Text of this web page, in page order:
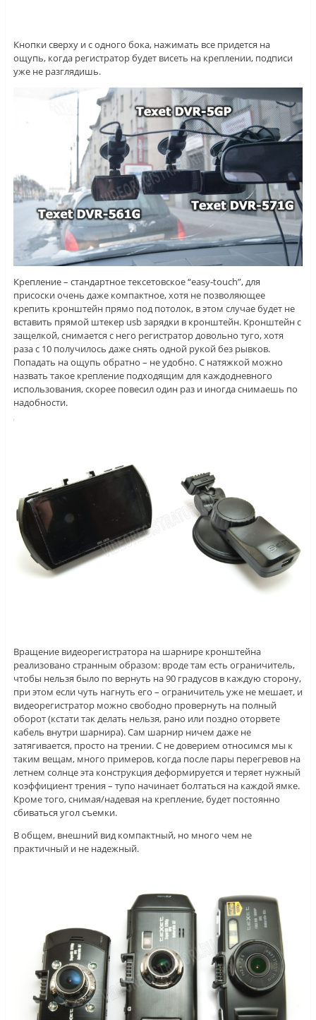
Кнопки сверху и с одного бока, нажимать все придется на
ощупь, когда регистратор будет висеть на креплении, подписи
уже не разглядишь.
Крепление – стандартное тексетовское “easy-touch”, для
присоски очень даже компактное, хотя не позволяющее
крепить кронштейн прямо под потолок, в этом случае будет не
вставить прямой штекер usb зарядки в кронштейн. Кронштейн с
защелкой, снимается с него регистратор довольно туго, хотя
раза с 10 получилось даже снять одной рукой без рывков.
Попадать на ощупь обратно – не удобно. С натяжкой можно
назвать такое крепление подходящим для каждодневного
использования, скорее повесил один раз и иногда снимаешь по
надобности.
Вращение видеорегистратора на шарнире кронштейна
реализовано странным образом: вроде там есть ограничитель,
чтобы нельзя было по вернуть на 90 градусов в каждую сторону,
при этом если чуть нагнуть его – ограничитель уже не мешает, и
видеорегистратор можно свободно провернуть на полный
оборот (кстати так делать нельзя, рано или поздно оторвете
кабель внутри шарнира). Сам шарнир ничем даже не
затягивается, просто на трении.С не доверием относимся мы к
таким вещам, много примеров, когда после пары перегревов на
летнем солнце эта конструкция деформируется и теряет нужный
коэффициент трения – тупо начинает болтаться на каждой ямке.
Кроме того, снимая/надевая на крепление, будет постоянно
сбиваться угол съемки.
В общем, внешний вид компактный, но много чем не
практичный и не надежный.